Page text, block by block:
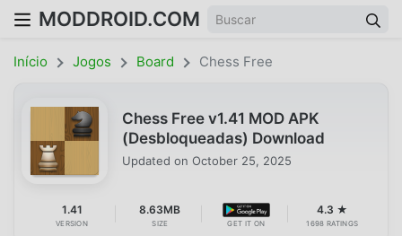
MODDROID.COM
Início Jogos Board Chess Free
Chess Free v1.41 MOD APK
(Desbloqueadas) Download
Updated on October 25, 2025
1.41
VERSION
8.63MB
SIZE GET IT ON
4.3 ★
1698 RATINGS